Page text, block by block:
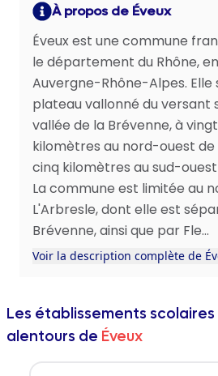
À propos de Éveux
Éveux est une commune
le département du Rhône,
Auvergne-Rhône-Alpes. Elle
plateau vallonné du versant
vallée de la Brévenne, à
kilomètres au nord-ouest
cinq kilomètres au sud-
La commune est limitée au
L'Arbresle, dont elle est
Brévenne, ainsi que par Fle...
Voir la description complète de
Les établissements scolaires
alentours de Éveux